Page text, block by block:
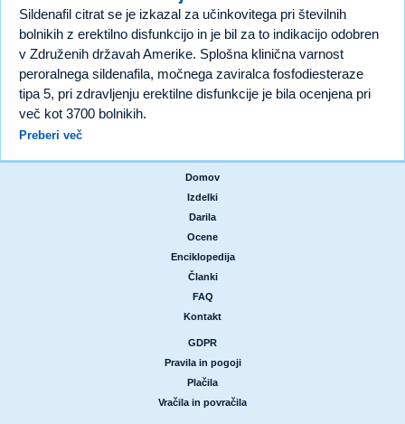
Sildenafil citrat se je izkazal za učinkovitega pri številnih
bolnikih z erektilno disfunkcijo in je bil za to indikacijo odobren
v Združenih državah Amerike. Splošna klinična varnost
peroralnega sildenafila, močnega zaviralca fosfodiesteraze
tipa 5, pri zdravljenju erektilne disfunkcije je bila ocenjena pri
več kot 3700 bolnikih.
Preberi več
Domov
Izdelki
Darila
Ocene
Enciklopedija
Članki
FAQ
Kontakt
GDPR
Pravila in pogoji
Plačila
Vračila in povračila